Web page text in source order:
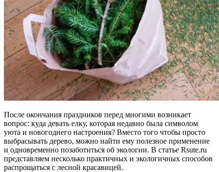
После окончания праздников перед многими возникает
вопрос: куда девать елку, которая недавно была символом
уюта и новогоднего настроения? Вместо того чтобы просто
выбрасывать дерево, можно найти ему полезное применение
и одновременно позаботиться об экологии. В статье Rsute.ru
представляем несколько практичных и экологичных способов
распрощаться с лесной красавицей.